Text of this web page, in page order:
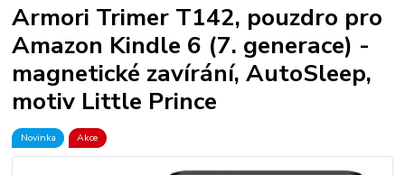
Armori Trimer T142, pouzdro pro
Amazon Kindle 6 (7. generace) -
magnetické zavírání, AutoSleep,
motiv Little Prince
Novinka Akce